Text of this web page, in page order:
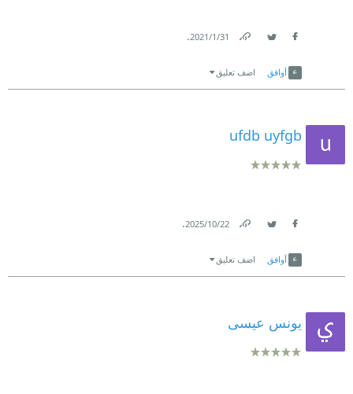
31‏/1‏/2021
.
أوافق اضف تعليق
ufdb uyfgb
22‏/10‏/2025
.
أوافق اضف تعليق
يونس عيسى